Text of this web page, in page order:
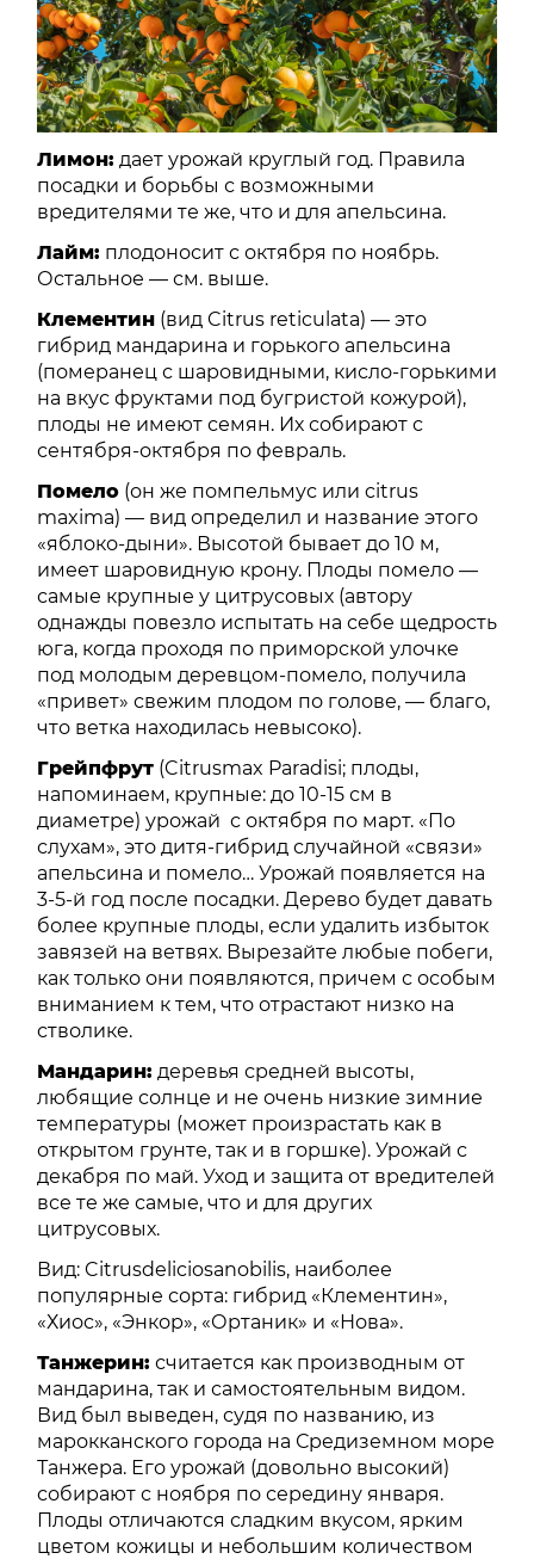
Лимон: дает урожай круглый год. Правила
посадки и борьбы с возможными
вредителями те же, что и для апельсина.
Лайм: плодоносит с октября по ноябрь.
Остальное — см. выше.
Клементин (вид Citrus reticulata) — это
гибрид мандарина и горького апельсина
(померанец с шаровидными, кисло-горькими
на вкус фруктами под бугристой кожурой),
плоды не имеют семян. Их собирают с
сентября-октября по февраль.
Помело (он же помпельмус или citrus
maxima) — вид определил и название этого
«яблоко-дыни». Высотой бывает до 10 м,
имеет шаровидную крону. Плоды помело —
самые крупные у цитрусовых (автору
однажды повезло испытать на себе щедрость
юга, когда проходя по приморской улочке
под молодым деревцом-помело, получила
«привет» свежим плодом по голове, — благо,
что ветка находилась невысоко).
Грейпфрут (Citrusmax Paradisi; плоды,
напоминаем, крупные: до 10-15 см в
диаметре) урожай с октября по март. «По
слухам», это дитя-гибрид случайной «связи»
апельсина и помело… Урожай появляется на
3-5-й год после посадки. Дерево будет давать
более крупные плоды, если удалить избыток
завязей на ветвях. Вырезайте любые побеги,
как только они появляются, причем с особым
вниманием к тем, что отрастают низко на
стволике.
Мандарин: деревья средней высоты,
любящие солнце и не очень низкие зимние
температуры (может произрастать как в
открытом грунте, так и в горшке). Урожай с
декабря по май. Уход и защита от вредителей
все те же самые, что и для других
цитрусовых.
Вид: Citrusdeliciosanobilis, наиболее
популярные сорта: гибрид «Клементин»,
«Хиос», «Энкор», «Ортаник» и «Нова».
Танжерин: считается как производным от
мандарина, так и самостоятельным видом.
Вид был выведен, судя по названию, из
марокканского города на Средиземном море
Танжера. Его урожай (довольно высокий)
собирают с ноября по середину января.
Плоды отличаются сладким вкусом, ярким
цветом кожицы и небольшим количеством